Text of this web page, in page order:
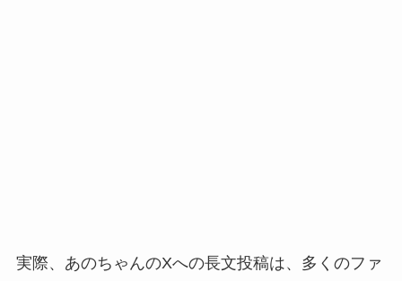
実際、あのちゃんのXへの長文投稿は、多くのファ